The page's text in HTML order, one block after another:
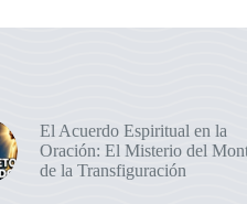
El Acuerdo Espiritual en la
Oración: El Misterio del
de la Transfiguración